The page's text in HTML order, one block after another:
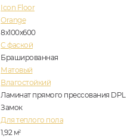
Icon Floor
Orange
8х100х600
C фаской
Брашированная
Матовый
Влагостойкий
Ламинат прямого прессования DPL
Замок
Для теплого пола
1,92 м2